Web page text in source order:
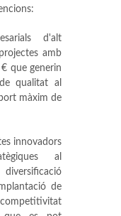
d'alt
amb
que generin
qualitat al
màxim de
innovadors
al
de
competitivitat